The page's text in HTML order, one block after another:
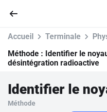
Parcourir
Accueil Terminale
Méthode : Identifier le
désintégration radioactive
Méthode